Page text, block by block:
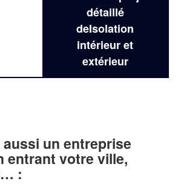
détaillé
deIsolation
intérieur et
extérieur
un entreprise
entrant votre ville,
: